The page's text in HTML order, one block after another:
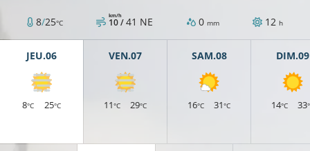
8/25°C 10 /
km/h 41 NE 0 mm 12 h
JEU.06
8°C 25°C
VEN.07
11°C 29°C
SAM.08
16°C 31°C
DIM.09
14°C 33